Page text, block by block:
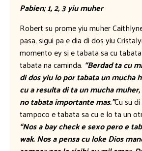
Pabien; 1, 2, 3 yiu muher
Robert su prome yiu muher
pasa, sigui pa e dia di dos yiu
momento ey si e tabata sa cu
tabata na caminda. “Berdad ta cu
di dos yiu lo por tabata un mucha
cu a resulta di ta un mucha muher,
no tabata importante mas.”Cu su
tampoco e tabata sa cu e lo ta un
“Nos a bay check e sexo pero e
wak. Nos a pensa cu loke Dios